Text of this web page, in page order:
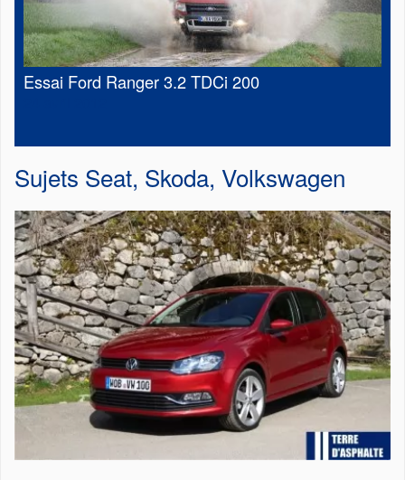
Essai Ford Ranger 3.2 TDCi 200
Sujets Seat, Skoda, Volkswagen